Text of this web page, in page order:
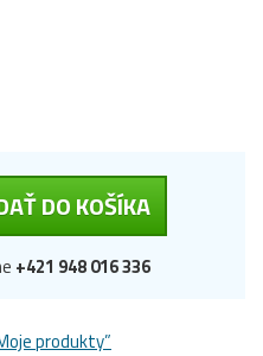
DO KOŠÍKA
+421 948 016 336
produkty”